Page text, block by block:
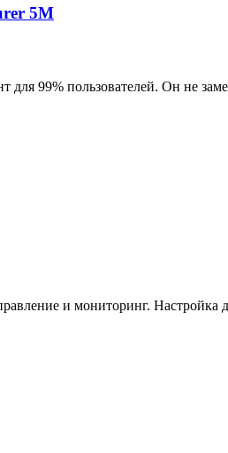
5M
99% пользователей. Он не
и мониторинг.